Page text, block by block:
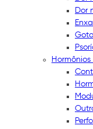
Dor
Gota